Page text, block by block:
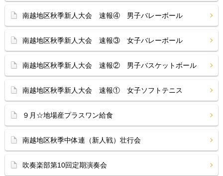
南越地区秋季新人大会 速報④ 男子バレーボール
南越地区秋季新人大会 速報③ 女子バレーボール
南越地区秋季新人大会 速報② 男子バスケットボール
南越地区秋季新人大会 速報① 女子ソフトテニス
９月☆地場産プラスワン給食
南越地区秋季中体連（新人戦）壮行会
吹奏楽部第10回定期演奏会